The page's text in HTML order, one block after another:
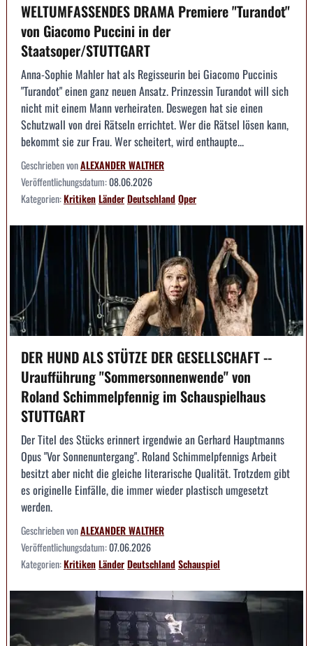
WELTUMFASSENDES DRAMA Premiere "Turandot"
von Giacomo Puccini in der
Staatsoper/STUTTGART
Anna-Sophie Mahler hat als Regisseurin bei Giacomo Puccinis
"Turandot" einen ganz neuen Ansatz. Prinzessin Turandot will sich
nicht mit einem Mann verheiraten. Deswegen hat sie einen
Schutzwall von drei Rätseln errichtet. Wer die Rätsel lösen kann,
bekommt sie zur Frau. Wer scheitert, wird enthaupte...
Geschrieben vonALEXANDER WALTHER
Veröffentlichungsdatum:08.06.2026
Kategorien:KritikenLänderDeutschlandOper
DER HUND ALS STÜTZE DER GESELLSCHAFT --
Uraufführung "Sommersonnenwende" von
Roland Schimmelpfennig im Schauspielhaus
STUTTGART
Der Titel des Stücks erinnert irgendwie an Gerhard Hauptmanns
Opus "Vor Sonnenuntergang". Roland Schimmelpfennigs Arbeit
besitzt aber nicht die gleiche literarische Qualität. Trotzdem gibt
es originelle Einfälle, die immer wieder plastisch umgesetzt
werden.
Geschrieben vonALEXANDER WALTHER
Veröffentlichungsdatum:07.06.2026
Kategorien:KritikenLänderDeutschlandSchauspiel